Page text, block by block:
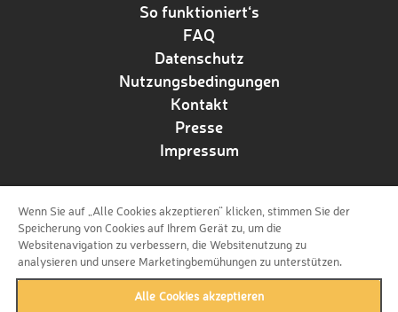
So funktioniert‘s
FAQ
Datenschutz
Nutzungsbedingungen
Kontakt
Presse
Impressum
Folge uns!
Wenn Sie auf „Alle Cookies akzeptieren“ klicken, stimmen Sie der
Speicherung von Cookies auf Ihrem Gerät zu, um die
Websitenavigation zu verbessern, die Websitenutzung zu
analysieren und unsere Marketingbemühungen zu unterstützen.
Alle Cookies akzeptieren